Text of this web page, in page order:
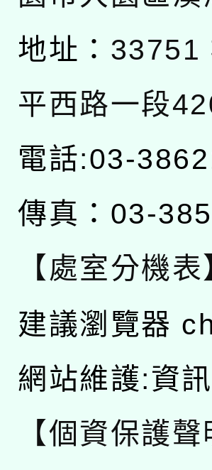
地址： 33751
平西路一段
電話:03-
傳真：03-
【處室分機表
建議瀏覽器
網站維護:資
【個資保護聲